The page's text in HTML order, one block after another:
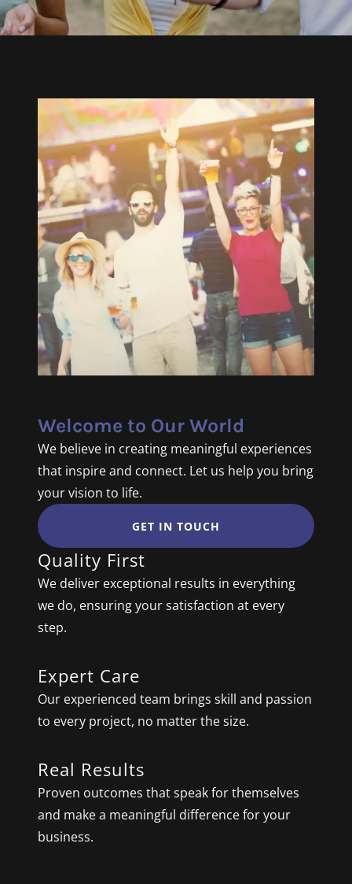
Welcome to Our World
We believe in creating meaningful experiences
that inspire and connect. Let us help you bring
your vision to life.
GET IN TOUCH
Quality First
We deliver exceptional results in everything
we do, ensuring your satisfaction at every
step.
Expert Care
Our experienced team brings skill and passion
to every project, no matter the size.
Real Results
Proven outcomes that speak for themselves
and make a meaningful difference for your
business.